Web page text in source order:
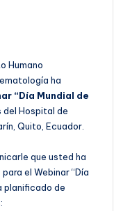
Humano
ha
“Día Mundial de
del Hospital de
Quito, Ecuador.
que usted ha
el Webinar “Día
planificado de